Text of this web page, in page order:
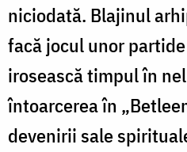
niciodată. Blajinul
facă jocul unor
irosească timpul în
întoarcerea în
devenirii sale